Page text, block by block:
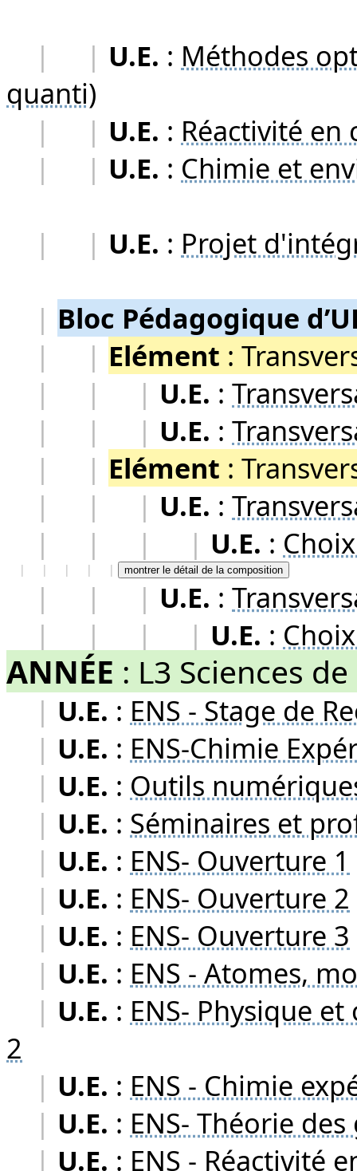
|
| U.E. : Méthodes
quanti)
|
| U.E. : Réactivité
|
| U.E. : Chimie et
|
| U.E. : Projet
| Bloc Pédagogique
|
| Elément :
|
| | U.E. :
|
| | U.E. :
|
| Elément :
|
| | U.E. :
|
| | | U.E. :
| | | | | montrer le détail de la composition
| | | U.E. :
|
| | | U.E. :
ANNÉE : L3 Sciences
| U.E. : ENS - Stage de
| U.E. : ENS-Chimie
| U.E. : Outils
| U.E. : Séminaires et
| U.E. : ENS- Ouverture 1
| U.E. : ENS- Ouverture 2
| U.E. : ENS- Ouverture 3
| U.E. : ENS - Atomes,
| U.E. : ENS- Physique
2
| U.E. : ENS - Chimie
| U.E. : ENS- Théorie
| U.E. : ENS - Réactivité